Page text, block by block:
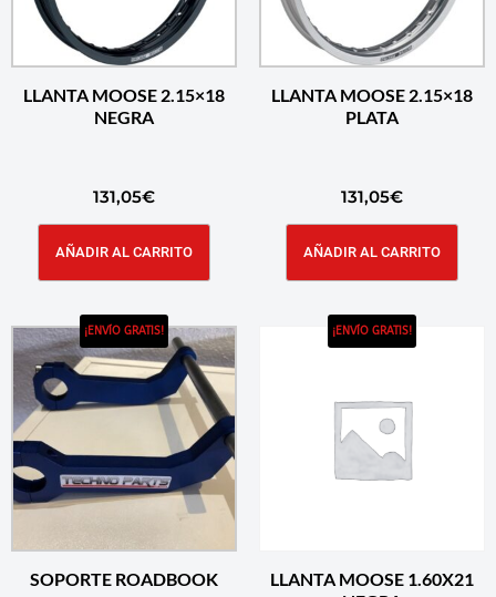
LLANTA MOOSE 2.15×18
NEGRA
131,05€
AÑADIR AL CARRITO
LLANTA MOOSE 2.15×18
PLATA
131,05€
AÑADIR AL CARRITO
¡ENVÍO GRATIS!
SOPORTE ROADBOOK
¡ENVÍO GRATIS!
LLANTA MOOSE 1.60X21